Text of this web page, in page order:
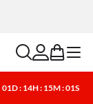
searchaccount
bag menu
01D : 14H : 15M : 01S